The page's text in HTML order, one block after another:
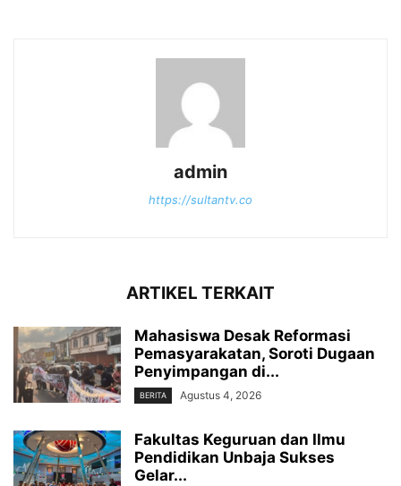
admin
https://sultantv.co
ARTIKEL TERKAIT
Mahasiswa Desak Reformasi
Pemasyarakatan, Soroti Dugaan
Penyimpangan di...
BERITA Agustus 4, 2026
Fakultas Keguruan dan Ilmu
Pendidikan Unbaja Sukses
Gelar...